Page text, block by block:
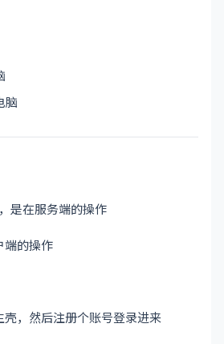
脑
是在服务端的操作
端的操作
壳，然后注册个账号登录进来